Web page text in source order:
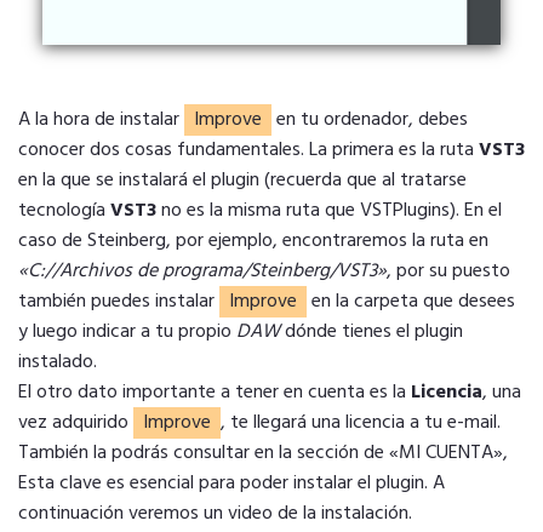
A la hora de instalar Improve en tu ordenador, debes
conocer dos cosas fundamentales. La primera es la rutaVST3
en la que se instalará el plugin (recuerda que al tratarse
tecnologíaVST3no es la misma ruta que VSTPlugins). En el
caso de Steinberg, por ejemplo, encontraremos la ruta en
«C://Archivos de programa/Steinberg/VST3», por su puesto
también puedes instalar Improve en la carpeta que desees
y luego indicar a tu propio DAWdónde tienes el plugin
instalado.
El otro dato importante a tener en cuenta es la Licencia, una
vez adquirido Improve , te llegará una licencia a tu e-mail.
También la podrás consultar en la sección de«MI CUENTA»,
Esta clave es esencial para poder instalar el plugin. A
continuación veremos un video de la instalación.